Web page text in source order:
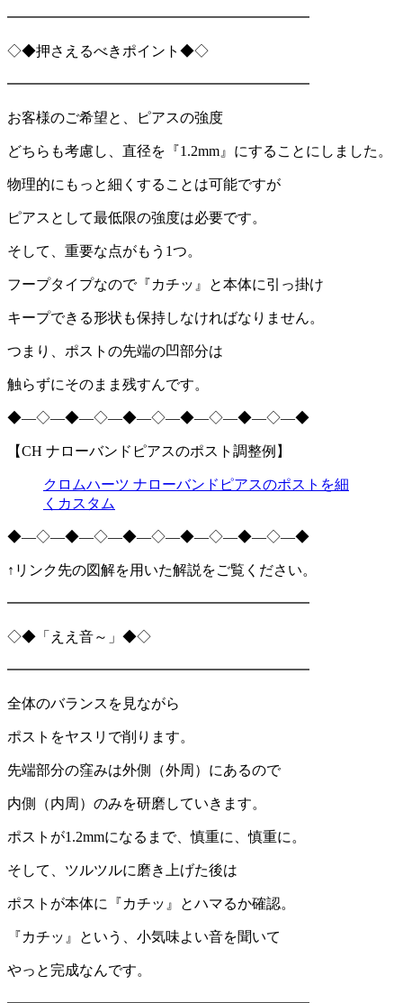
━━━━━━━━━━━━━━━━━━━━━
◇◆押さえるべきポイント◆◇
━━━━━━━━━━━━━━━━━━━━━
お客様のご希望と、ピアスの強度
どちらも考慮し、直径を『1.2mm 』にすることにしました。
物理的にもっと細くすることは可能ですが
ピアスとして最低限の強度は必要です。
そして、重要な点がもう 1つ。
フープタイプなので『カチッ』と本体に引っ掛け
キープできる形状も保持しなければなりません。
つまり、ポストの先端の凹部分は
触らずにそのまま残すんです。
◆―◇―◆―◇―◆―◇―◆―◇―◆―◇―◆
【CH ナローバンドピアスのポスト調整例】
クロムハーツ ナローバンドピアスのポストを細
くカスタム
◆―◇―◆―◇―◆―◇―◆―◇―◆―◇―◆
↑リンク先の図解を用いた解説をご覧ください。
━━━━━━━━━━━━━━━━━━━━━
◇◆「ええ音～」◆◇
━━━━━━━━━━━━━━━━━━━━━
全体のバランスを見ながら
ポストをヤスリで削ります。
先端部分の窪みは外側（外周）にあるので
内側（内周）のみを研磨していきます。
ポストが1.2mmになるまで、慎重に、慎重に。
そして、ツルツルに磨き上げた後は
ポストが本体に『カチッ』とハマるか確認。
『カチッ』という、小気味よい音を聞いて
やっと完成なんです。